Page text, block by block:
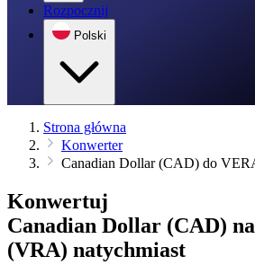
Rozpocznij
Polski
Strona główna
Konwerter
Canadian Dollar (CAD) do
Konwertuj
Canadian Dollar (CAD)
(VRA) natychmiast